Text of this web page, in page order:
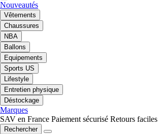
Nouveautés
Vêtements
Chaussures
NBA
Ballons
Equipements
Sports US
Lifestyle
Entretien physique
Déstockage
Marques
SAV en France Paiement sécurisé Retours faciles
Rechercher